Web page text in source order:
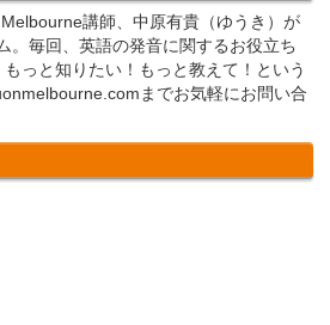
講師、中原有貴（ゆうき）が
。毎回、英語の発音に関するお役立ち
っと知りたい！もっと教えて！という
までお気軽にお問い合